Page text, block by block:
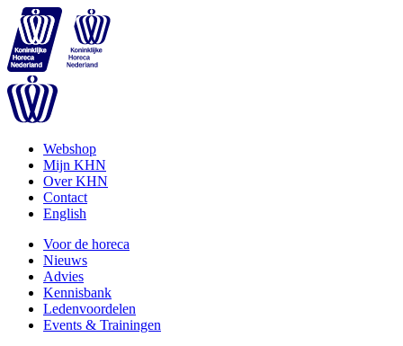
Webshop
Mijn KHN
Over KHN
Contact
English
Voor de horeca
Nieuws
Advies
Kennisbank
Ledenvoordelen
Events & Trainingen